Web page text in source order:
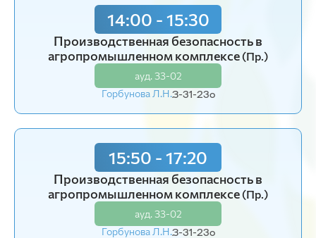
14:00 - 15:30
Производственная безопасность в
агропромышленном комплексе(Пр.)
ауд. З3-02
Горбунова Л.Н.З-31-23o
15:50 - 17:20
Производственная безопасность в
агропромышленном комплексе(Пр.)
ауд. З3-02
Горбунова Л.Н.З-31-23o
8:30 - 10:00
Безопасность жизнедеятельности(Лекция)
ауд. З3-02
Чепелев Н.И.И-31-23o
10:15 - 11:45
Безопасность жизнедеятельности
ауд. З3-02
Чепелев Н.И.И-31-23o